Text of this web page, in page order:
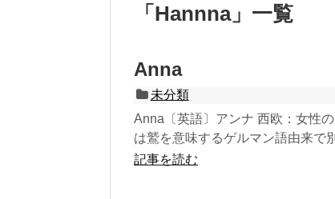
「 Hannna」 一覧
Anna
未分類
Anna〔英語〕アンナ 西欧：女性
は鷲を意味するゲルマン語由来で
記事を読む